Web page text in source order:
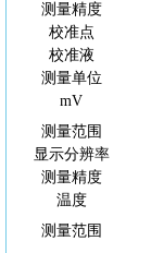
测量精度
校准点
校准液
测量单位
mV
测量范围
显示分辨率
测量精度
温度
测量范围